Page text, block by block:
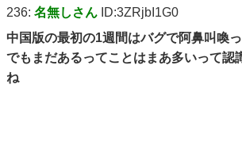
236: 名無しさん ID:3ZRjbI1G0
中国版の最初の1週間はバグで阿鼻叫喚
でもまだあるってことはまあ多いって認
ね